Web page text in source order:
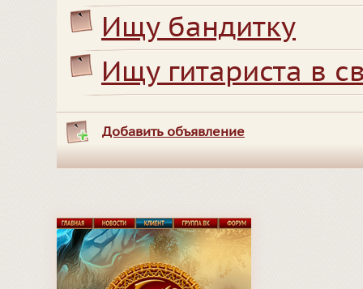
Ищу бандитку
Ищу гитариста в
Добавить объявление